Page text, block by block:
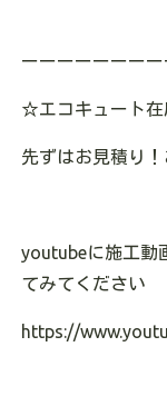
ーーーーーーー
☆エコキュート
先ずはお見積り
youtubeに施工動
てみてください
https://